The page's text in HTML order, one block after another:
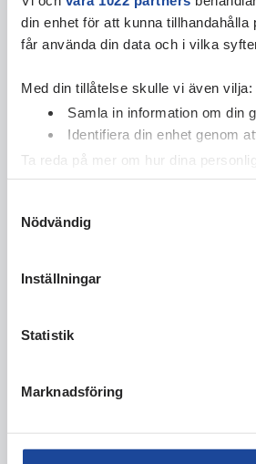
din enhet för att kunna
får använda din data och i vilka
Med din tillåtelse skulle vi även vilja:
Samla in information om din
Identifiera din enhet genom
Ta reda på mer om hur dina
cookie-förklaringen.
Vi använder enhetsidentifierare för
Nödvändig
Inställningar
Statistik
Marknadsföring